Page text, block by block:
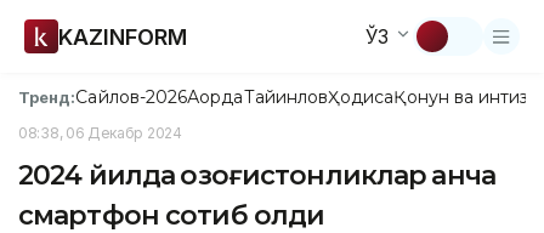
KAZINFORM ЎЗ
Тренд:Сайлов-2026АқордаТайинловҲодисаҚонун ва
08:38, 06 Декабр 2024
2024 йилда қозоғистонликлар қанча
смартфон сотиб олди